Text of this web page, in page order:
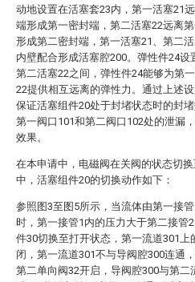
动地设置在活塞套23内，第一活塞21
端形成第一密封端，第二活塞22远离
形成第二密封端，第一活塞21、第二
内壁配合形成活塞腔200。弹性件24设
第二活塞22之间，弹性件24能够为第
22提供相互远离的弹性力。通过上述
保证活塞组件20处于封堵状态时的封
第一阀口101和第二阀口102处的泄漏
效果。
在本申请中，电磁阀在关阀的状态切
中，活塞组件20的切换动作如下：
参照图3至图5所示，当流体由第一接
时，第一接管1内的压力大于第二接管
件30切换至打开状态，第一流道301上
闭，第一流道301不与导阀腔300连通
第二单向阀32开启，导阀腔300与第二